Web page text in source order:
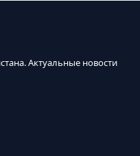
Актуальные новости